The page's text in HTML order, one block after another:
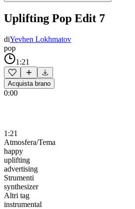
Uplifting Pop Edit 7
diYevhen Lokhmatov
pop
1:21
Acquista brano
0:00
1:21
Atmosfera/Tema
happy
uplifting
advertising
Strumenti
synthesizer
Altri tag
instrumental